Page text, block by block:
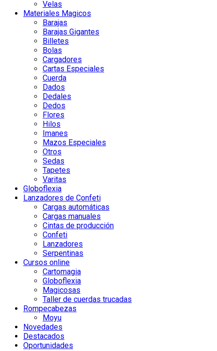
Velas
Materiales Magicos
Barajas
Barajas Gigantes
Billetes
Bolas
Cargadores
Cartas Especiales
Cuerda
Dados
Dedales
Dedos
Flores
Hilos
Imanes
Mazos Especiales
Otros
Sedas
Tapetes
Varitas
Globoflexia
Lanzadores de Confeti
Cargas automáticas
Cargas manuales
Cintas de producción
Confeti
Lanzadores
Serpentinas
Cursos online
Cartomagia
Globoflexia
Magicosas
Taller de cuerdas trucadas
Rompecabezas
Moyu
Novedades
Destacados
Oportunidades